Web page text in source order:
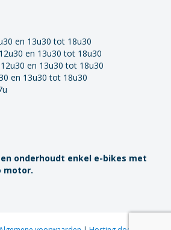
en 13u30 tot 18u30
en 13u30 tot 18u30
en 13u30 tot 18u30
en 13u30 tot 18u30
onderhoudt enkel e-bikes met
motor.